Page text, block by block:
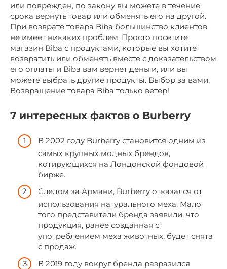
или поврежден, по закону вы можете в течение
срока вернуть товар или обменять его на другой.
При возврате товара Biba большинство клиентов
не имеет никаких проблем. Просто посетите
магазин Biba с продуктами, которые вы хотите
возвратить или обменять вместе с доказательством
его оплаты и Biba вам вернет деньги, или вы
можете выбрать другие продукты. Выбор за вами.
Возвращение товара Biba только ветер!
7 интересных фактов о Burberry
В 2002 году Burberry становится одним из
самых крупных модных брендов,
котирующихся на Лондонской фондовой
бирже.
Следом за Армани, Burberry отказался от
использования натурального меха. Мало
того представители бренда заявили, что
продукция, ранее созданная с
употреблением меха животных, будет снята
с продаж.
В 2019 году вокруг бренда разразился